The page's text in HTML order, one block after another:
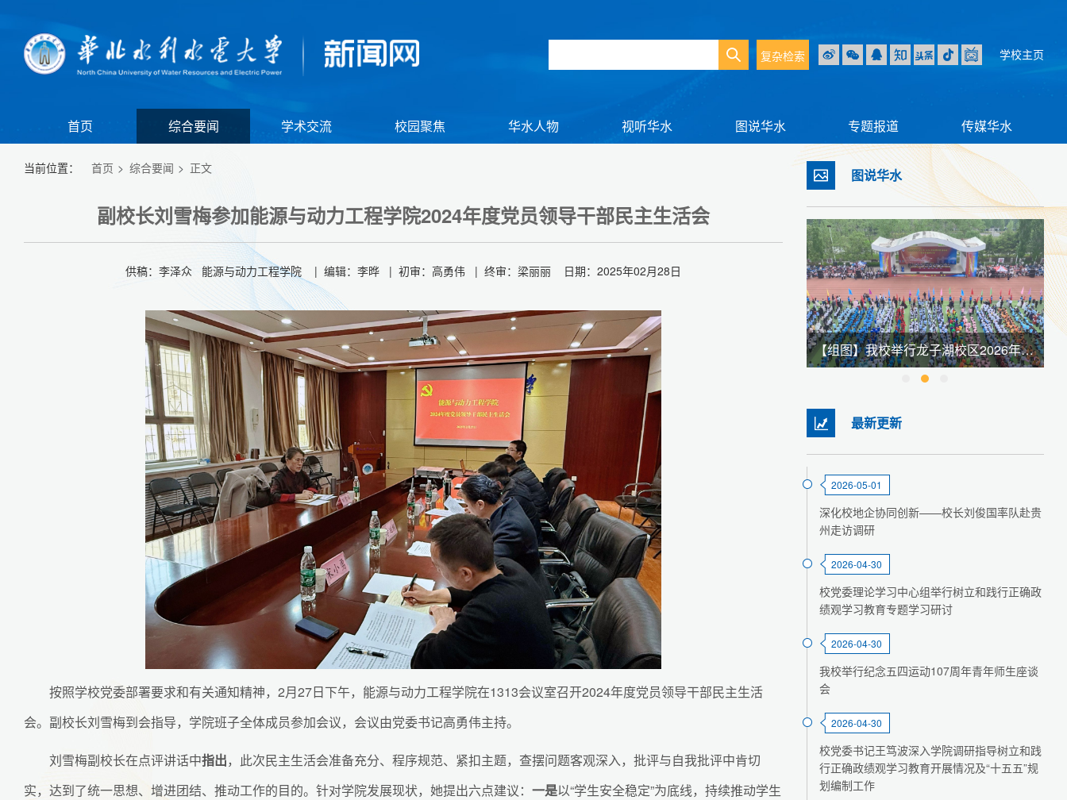
复杂检索 学校主页
首页 综合要闻 学术交流 校园聚焦 华水人物 视听华水 图说华水 专题报道 传媒华水
当前位置： 首页 综合要闻 正文
副校长刘雪梅参加能源与动力工程学院2024年度党员领导干部民主生活会
供稿：李泽众 能源与动力工程学院 | 编辑：李晔 | 初审：高勇伟 | 终审：梁丽丽 日期：2025年02月28日
按照学校党委部署要求和有关通知精神，2月27日下午，能源与动力工程学院在1313会议室召开2024年度党员领导干部民主生活
会。副校长刘雪梅到会指导，学院班子全体成员参加会议，会议由党委书记高勇伟主持。
刘雪梅副校长在点评讲话中指出，此次民主生活会准备充分、程序规范、紧扣主题，查摆问题客观深入，批评与自我批评中肯切
实，达到了统一思想、增进团结、推动工作的目的。针对学院发展现状，她提出六点建议： 一是以“学生安全稳定”为底线，持续推动学生
图说华水
【组图】我校举行江淮校区2026年春季田径运动会暨全民健身大会 【组图】2026年初冬逢雪 与君共赏 【组图】我校举行江淮校区2026年春季田径运动会暨全民健身大会
最新更新
2026-05-01
深化校地企协同创新——校长刘俊国率队赴贵
州走访调研
2026-04-30
校党委理论学习中心组举行树立和践行正确政
绩观学习教育专题学习研讨
2026-04-30
我校举行纪念五四运动107周年青年师生座谈
会
2026-04-30
校党委书记王笃波深入学院调研指导树立和践
行正确政绩观学习教育开展情况及“十五五”规
划编制工作